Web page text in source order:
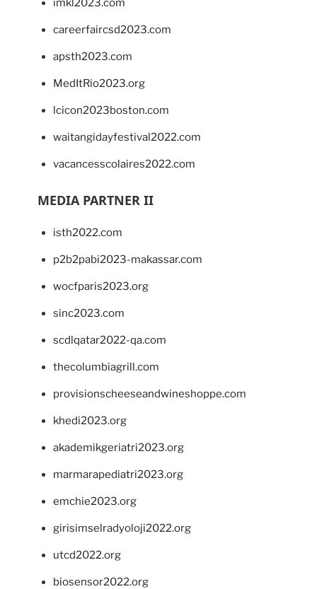
imkl2023.com
careerfaircsd2023.com
apsth2023.com
MedItRio2023.org
lcicon2023boston.com
waitangidayfestival2022.com
vacancesscolaires2022.com
MEDIA PARTNER II
isth2022.com
p2b2pabi2023-makassar.com
wocfparis2023.org
sinc2023.com
scdlqatar2022-qa.com
thecolumbiagrill.com
provisionscheeseandwineshoppe.com
khedi2023.org
akademikgeriatri2023.org
marmarapediatri2023.org
emchie2023.org
girisimselradyoloji2022.org
utcd2022.org
biosensor2022.org